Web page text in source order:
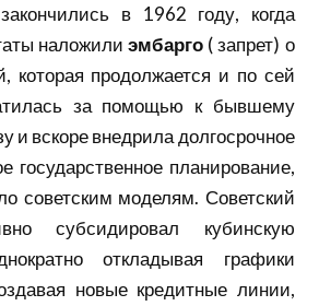
в 1962 году, когда
наложили эмбарго (запрет) о
которая продолжается и по сей
за помощью к бывшему
и вскоре внедрила долгосрочное
государственное планирование,
советским моделям. Советский
субсидировал кубинскую
откладывая графики
новые кредитные линии,